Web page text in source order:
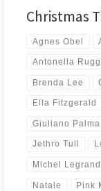
Christmas
Agnes Obel
Antonella
Brenda Lee
Ella Fitzgerald
Giuliano Palma
Jethro Tull
Michel Legrand
Natale Pink